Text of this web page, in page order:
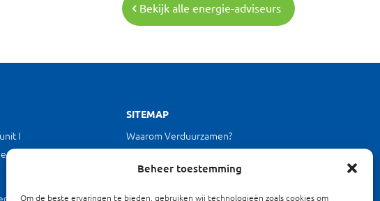
Beheer toestemming
Om de beste ervaringen te bieden, gebruiken wij technologieën zoals cookies om
Bekijk alle energie-adviseurs
I
SITEMAP
Waarom Verduurzamen?
Energieloket